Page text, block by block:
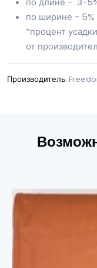
по ширине - 5%
*процент
от
Производитель: